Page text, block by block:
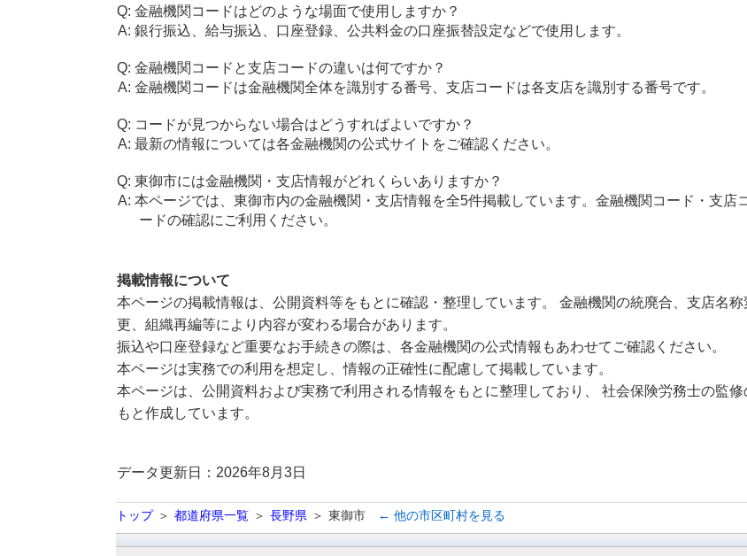
金融機関コードはどのような場面で使用しますか？
銀行振込、給与振込、口座登録、公共料金の口座振替設定などで使用します。
金融機関コードと支店コードの違いは何ですか？
金融機関コードは金融機関全体を識別する番号、支店コードは各支店を識別する番号です。
コードが見つからない場合はどうすればよいですか？
最新の情報については各金融機関の公式サイトをご確認ください。
東御市には金融機関・支店情報がどれくらいありますか？
本ページでは、東御市内の金融機関・支店情報を全5件掲載しています。金融機関コード・支店
ードの確認にご利用ください。
掲載情報について
本ページの掲載情報は、公開資料等をもとに確認・整理しています。 金融機関の統廃合、支店名称
更、組織再編等により内容が変わる場合があります。
振込や口座登録など重要なお手続きの際は、各金融機関の公式情報もあわせてご確認ください。
本ページは実務での利用を想定し、情報の正確性に配慮して掲載しています。
本ページは、公開資料および実務で利用される情報をもとに整理しており、 社会保険労務士の監修
もと作成しています。
データ更新日：2026年8月3日
トップ 都道府県一覧 長野県 東御市 ← 他の市区町村を見る